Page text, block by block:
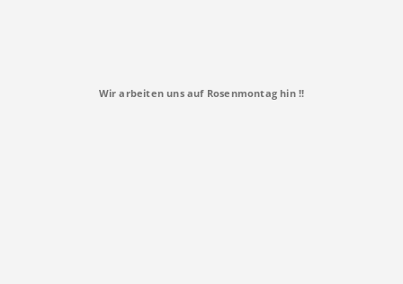
Wir arbeiten uns auf Rosenmontag hin !!